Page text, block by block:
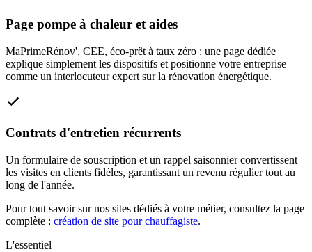
Page pompe à chaleur et aides
MaPrimeRénov', CEE, éco-prêt à taux zéro : une page dédiée
explique simplement les dispositifs et positionne votre entreprise
comme un interlocuteur expert sur la rénovation énergétique.
Contrats d'entretien récurrents
Un formulaire de souscription et un rappel saisonnier convertissent
les visites en clients fidèles, garantissant un revenu régulier tout au
long de l'année.
Pour tout savoir sur nos sites dédiés à votre métier, consultez la page
complète : création de site pour chauffagiste.
L'essentiel